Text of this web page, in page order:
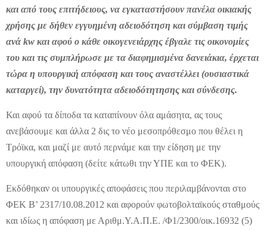
και από τους επιτήδειους, να εγκαταστήσουν πανέλα οικιακής
χρήσης με δήθεν εγγυημένη αδειοδότηση και σύμβαση τιμής
ανά kw και αφού ο κάθε οικογενειάρχης έβγαλε τις οικονομίες
του και τις συμπλήρωσε με τα διαφημισμένα δανειάκια, έρχεται
τώρα η υπουργική απόφαση και τους αναστέλλει (ουσιαστικά
καταργεί), την δυνατότητα αδειοδότητησης και σύνδεσης.
Και αφού τα δίποδα τα καταπίνουν όλα αμάσητα, ας τους
ανεβάσουμε και άλλα 2 δις το νέο μεσοπρόθεσμο που θέλει η
Τρόϊκα, και μαζί με αυτό περνάμε και την είδηση με την
υπουργική απόφαση (δείτε κάτωθι την ΥΠΕ και το ΦΕΚ).
Εκδόθηκαν οι υπουργικές αποφάσεις που περιλαμβάνονται στο
ΦΕΚ Β’ 2317/10.08.2012 και αφορούν φωτοβολταϊκούς σταθμούς
και ιδίως η απόφαση με Αριθμ.Υ.Α.Π.Ε. /Φ1/2300/οικ.16932 (5)